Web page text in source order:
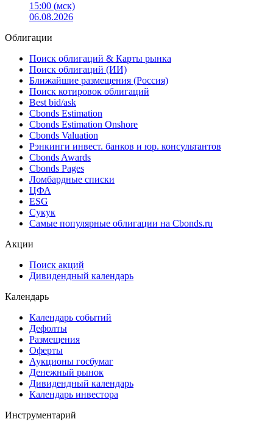
15:00 (мск)
06.08.2026
Облигации
Поиск облигаций & Карты рынка
Поиск облигаций (ИИ)
Ближайшие размещения (Россия)
Поиск котировок облигаций
Best bid/ask
Cbonds Estimation
Cbonds Estimation Onshore
Cbonds Valuation
Рэнкинги инвест. банков и юр. консультантов
Cbonds Awards
Cbonds Pages
Ломбардные списки
ЦФА
ESG
Сукук
Самые популярные облигации на Cbonds.ru
Акции
Поиск акций
Дивидендный календарь
Календарь
Календарь событий
Дефолты
Размещения
Оферты
Аукционы госбумаг
Денежный рынок
Дивидендный календарь
Календарь инвестора
Инструментарий